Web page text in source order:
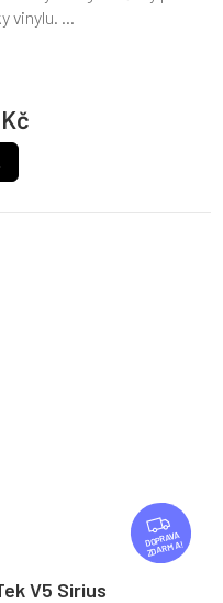
vinylu. ...
Z
D
A
ZDARMA
V5 Sirius